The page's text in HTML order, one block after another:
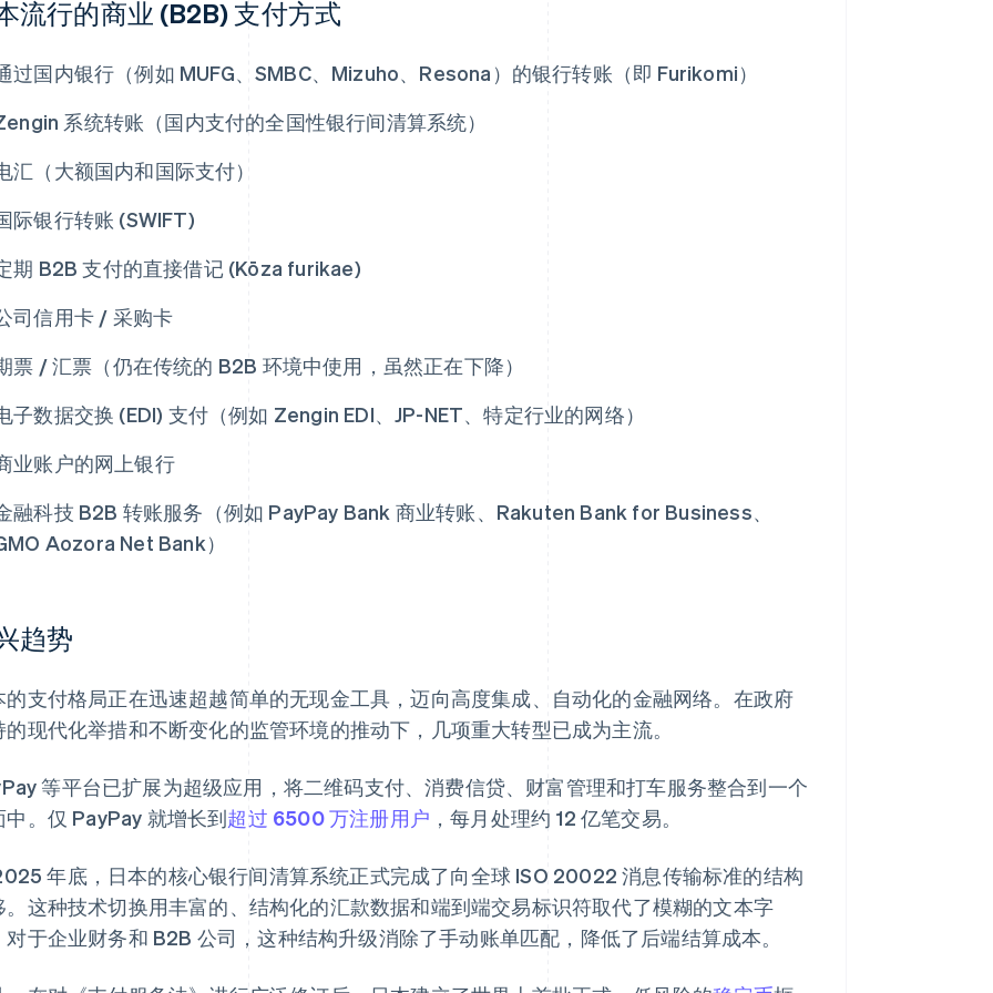
流行的商业 (B2B) 支付方式
过国内银行（例如 MUFG、SMBC、Mizuho、Resona）的银行转账（即 Furikomi）
系统转账（国内支付的全国性银行间清算系统）
汇（大额国内和国际支付）
际银行转账 (SWIFT)
期 B2B 支付的直接借记 (Kōza furikae)
司信用卡 / 采购卡
票 / 汇票（仍在传统的 B2B 环境中使用，虽然正在下降）
子数据交换 (EDI) 支付（例如 Zengin EDI、JP-NET、特定行业的网络）
业账户的网上银行
融科技 B2B 转账服务（例如 PayPay Bank 商业转账、Rakuten Bank for Business、
Aozora Net Bank）
趋势
的支付格局正在迅速超越简单的无现金工具，迈向高度集成、自动化的金融网络。在政府
的现代化举措和不断变化的监管环境的推动下，几项重大转型已成为主流。
等平台已扩展为超级应用，将二维码支付、消费信贷、财富管理和打车服务整合到一个
中。仅 PayPay 就增长到超过 6500 万注册用户 ，每月处理约 12 亿笔交易。
年底，日本的核心银行间清算系统正式完成了向全球 ISO 20022 消息传输标准的结构
。这种技术切换用丰富的、结构化的汇款数据和端到端交易标识符取代了模糊的文本字
对于企业财务和 B2B 公司，这种结构升级消除了手动账单匹配，降低了后端结算成本。